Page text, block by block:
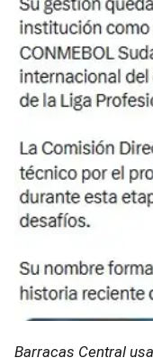
Barracas Central